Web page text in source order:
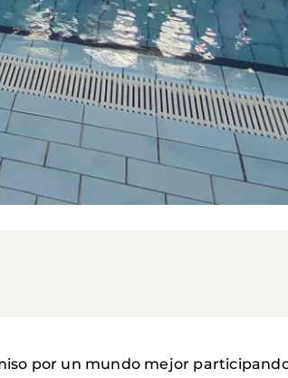
por un mundo mejor